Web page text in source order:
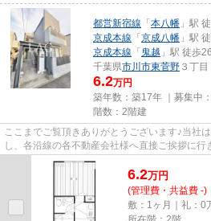
都営新宿線 「 本八幡 」駅
京成本線 「 京成八幡 」駅
京成本線 「 鬼越 」駅 徒歩
千葉県市川市東菅野 ３丁目
6.2万円
築年数：築17年 ｜募集中：
階数：2階建
ここまでご覧頂きありがとうございます♪当社
し、各沿線の各不動産会社様へ直接ご挨拶に
しております！最新の情報は...
6.2万円
(管理費・共益費 -)
敷：1ヶ月｜礼：0